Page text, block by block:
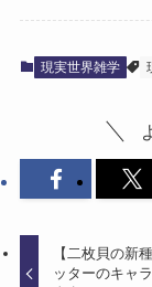
現実世界雑学
【二枚貝の新
ッターのキャ